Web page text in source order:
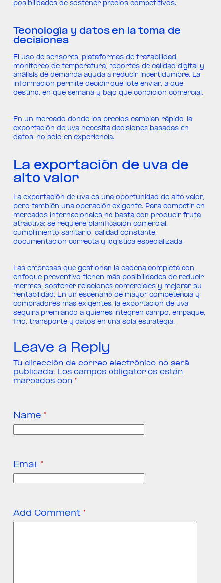
posibilidades de sostener precios competitivos.
Tecnología y datos en la toma de
decisiones
El uso de sensores, plataformas de trazabilidad,
monitoreo de temperatura, reportes de calidad digital y
análisis de demanda ayuda a reducir incertidumbre. La
información permite decidir qué lote enviar, a qué
destino, en qué semana y bajo qué condición comercial.
En un mercado donde los precios cambian rápido, la
exportación de uva necesita decisiones basadas en
datos, no solo en experiencia.
La exportación de uva de
alto valor
La exportación de uva es una oportunidad de alto valor,
pero también una operación exigente. Para competir en
mercados internacionales no basta con producir fruta
atractiva; se requiere planificación comercial,
cumplimiento sanitario, calidad constante,
documentación correcta y logística especializada.
Las empresas que gestionan la cadena completa con
enfoque preventivo tienen más posibilidades de reducir
mermas, sostener relaciones comerciales y mejorar su
rentabilidad. En un escenario de mayor competencia y
compradores más exigentes, la exportación de uva
seguirá premiando a quienes integren campo, empaque,
frío, transporte y datos en una sola estrategia.
Leave a Reply
Tu dirección de correo electrónico no será
publicada. Los campos obligatorios están
marcados con *
Name *
Email *
Add Comment*